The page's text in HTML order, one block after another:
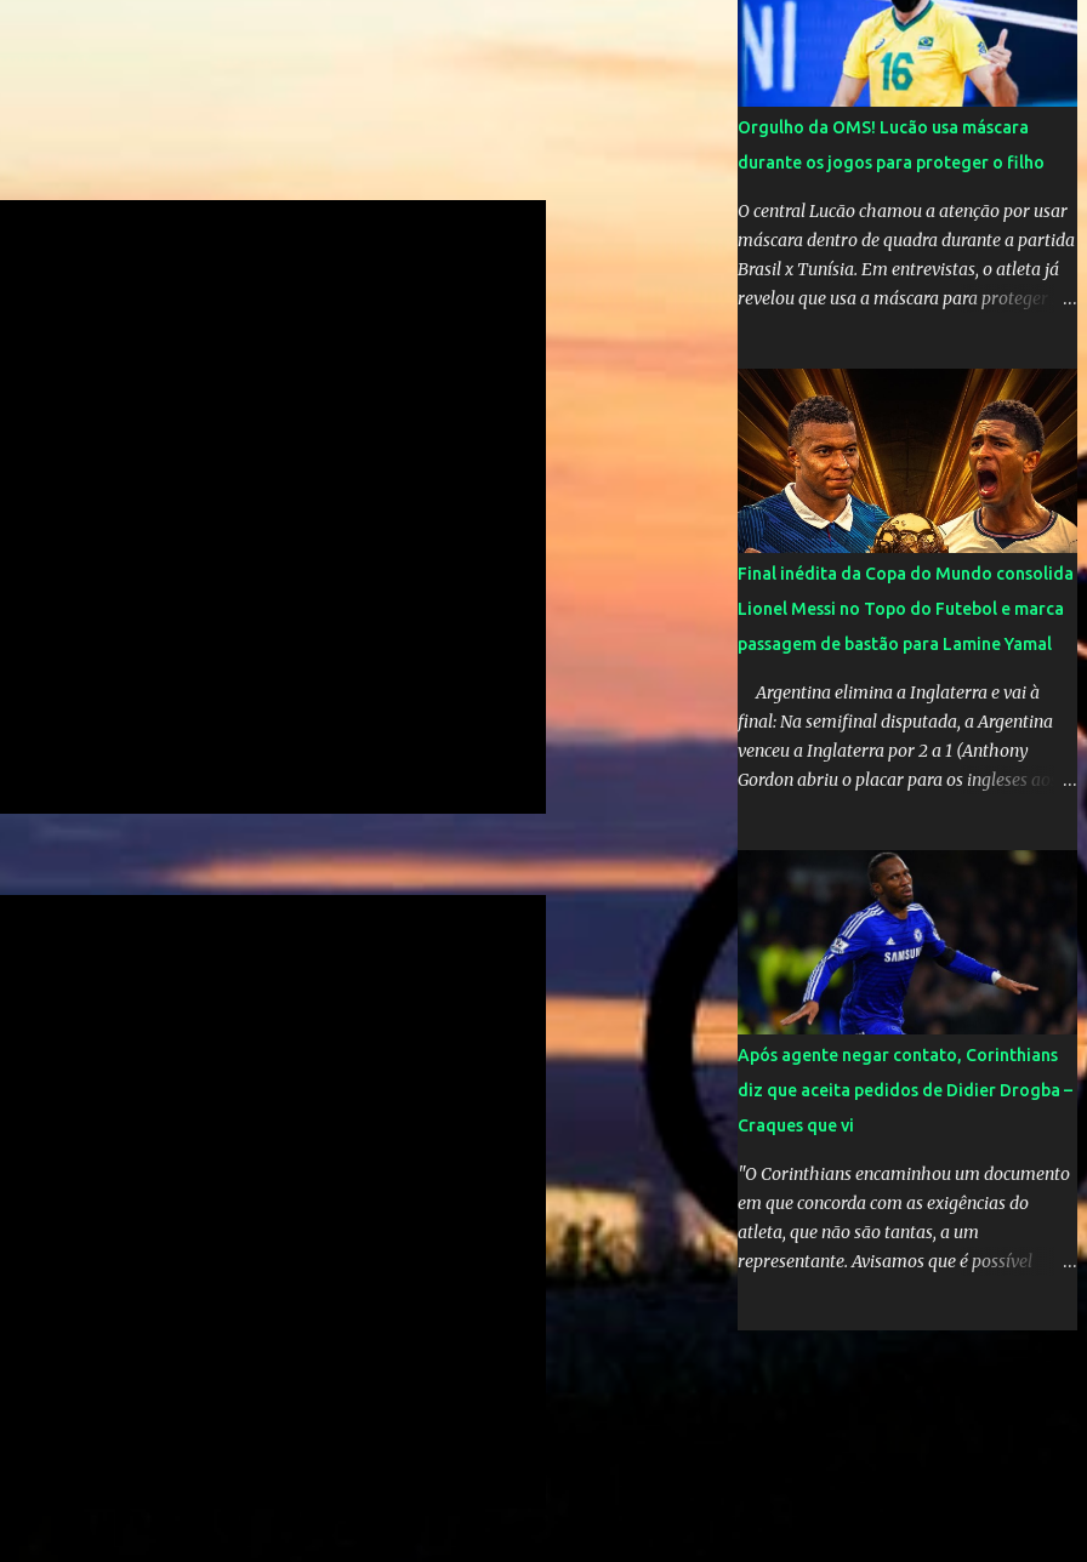
Orgulho da OMS! Lucão usa máscara
durante os jogos para proteger o filho
O central Lucão chamou a atenção por usar
máscara dentro de quadra durante a partida
Brasil x Tunísia. Em entrevistas, o atleta já
revelou que usa a máscara para proteger seu
muito elogiada pela galera. Fonte: Orgulho
da OMS! Lucão usa máscara durante os
jogos para proteger o filho Brasil goleia a
China por 5 a 0 na estreia brasileira nas
olimpíadas de Tóquio. Marta marcou duas
vezes, Debinha, Andressa Alves e Bia
Zaneratto foram autoras dos gols. Juliette,
embaixadora ‎@Globoplay mandou um xero
para as meninas e falou do seu orgulho.
Final inédita da Copa do Mundo consolida
Lionel Messi no Topo do Futebol e marca
passagem de bastão para Lamine Yamal
Argentina elimina a Inglaterra e vai à
final: Na semifinal disputada, a Argentina
venceu a Inglaterra por 2 a 1 (Anthony
Gordon abriu o placar para os ingleses aos
nos acréscimos, com assistência de Messi). A
Argentina enfrentará a Espanha na final.
Mick Jagger e seu filho brasileiro torceram
pela Inglaterra durante o jogo.
Após agente negar contato, Corinthians
diz que aceita pedidos de Didier Drogba –
Craques que vi
"O Corinthians encaminhou um documento
em que concorda com as exigências do
atleta, que não são tantas, a um
representante. Avisamos que é possível